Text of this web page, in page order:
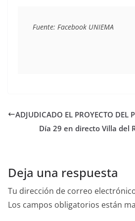
Fuente: Facebook UNIEMA
ADJUDICADO EL PROYECTO DEL
Día 29 en directo Villa del
Deja una respuesta
Tu dirección de correo
Los campos obligatorios están